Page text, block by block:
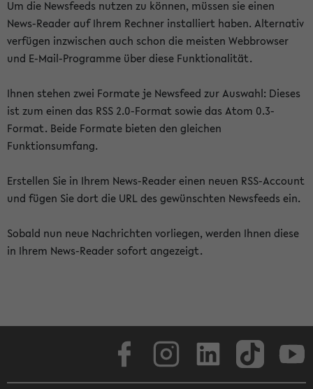
Um die Newsfeeds nutzen zu können, müssen sie einen
News-Reader auf Ihrem Rechner installiert haben. Alternativ
verfügen inzwischen auch schon die meisten Webbrowser
und E-Mail-Programme über diese Funktionalität.
Ihnen stehen zwei Formate je Newsfeed zur Auswahl: Dieses
ist zum einen das RSS 2.0-Format sowie das Atom 0.3-
Format. Beide Formate bieten den gleichen
Funktionsumfang.
Erstellen Sie in Ihrem News-Reader einen neuen RSS-Account
und fügen Sie dort die URL des gewünschten Newsfeeds ein.
Sobald nun neue Nachrichten vorliegen, werden Ihnen diese
in Ihrem News-Reader sofort angezeigt.